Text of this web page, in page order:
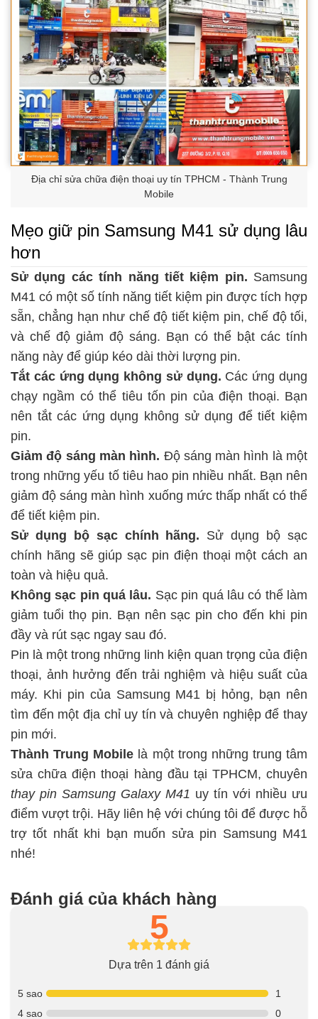
Địa chỉ sửa chữa điện thoại uy tín TPHCM - Thành Trung
Mobile
Mẹo giữ pin Samsung M41 sử dụng lâu
hơn
Sử dụng các tính năng tiết kiệm pin. Samsung
M41 có một số tính năng tiết kiệm pin được tích hợp
sẵn, chẳng hạn như chế độ tiết kiệm pin, chế độ tối,
và chế độ giảm độ sáng. Bạn có thể bật các tính
năng này để giúp kéo dài thời lượng pin.
Tắt các ứng dụng không sử dụng. Các ứng dụng
chạy ngầm có thể tiêu tốn pin của điện thoại. Bạn
nên tắt các ứng dụng không sử dụng để tiết kiệm
pin.
Giảm độ sáng màn hình. Độ sáng màn hình là một
trong những yếu tố tiêu hao pin nhiều nhất. Bạn nên
giảm độ sáng màn hình xuống mức thấp nhất có thể
để tiết kiệm pin.
Sử dụng bộ sạc chính hãng. Sử dụng bộ sạc
chính hãng sẽ giúp sạc pin điện thoại một cách an
toàn và hiệu quả.
Không sạc pin quá lâu. Sạc pin quá lâu có thể làm
giảm tuổi thọ pin. Bạn nên sạc pin cho đến khi pin
đầy và rút sạc ngay sau đó.
Pin là một trong những linh kiện quan trọng của điện
thoại, ảnh hưởng đến trải nghiệm và hiệu suất của
máy. Khi pin của Samsung M41 bị hỏng, bạn nên
tìm đến một địa chỉ uy tín và chuyên nghiệp để thay
pin mới.
Thành Trung Mobile là một trong những trung tâm
sửa chữa điện thoại hàng đầu tại TPHCM, chuyên
thay pin Samsung Galaxy M41 uy tín với nhiều ưu
điểm vượt trội. Hãy liên hệ với chúng tôi để được hỗ
trợ tốt nhất khi bạn muốn sửa pin Samsung M41
nhé!
Đánh giá của khách hàng
5
Dựa trên 1 đánh giá
5 sao
1
4 sao
0